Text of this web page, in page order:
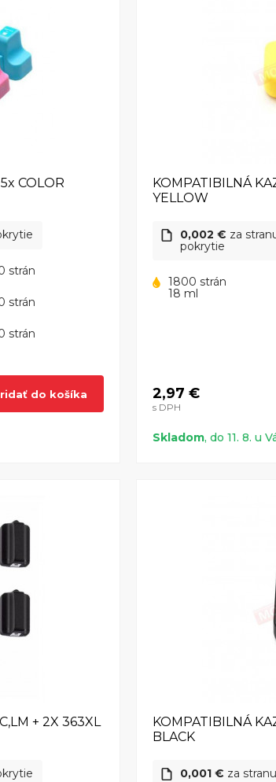
COLOR
strán
strán
strán
do košíka
KOMPATIBILNÁ
YELLOW
0,002 € za
pokrytie
1800 strán
18 ml
2,97 €
s DPH
Skladom, do 11. 8. u
+ 2X 363XL
KOMPATIBILNÁ
BLACK
0,001 € za